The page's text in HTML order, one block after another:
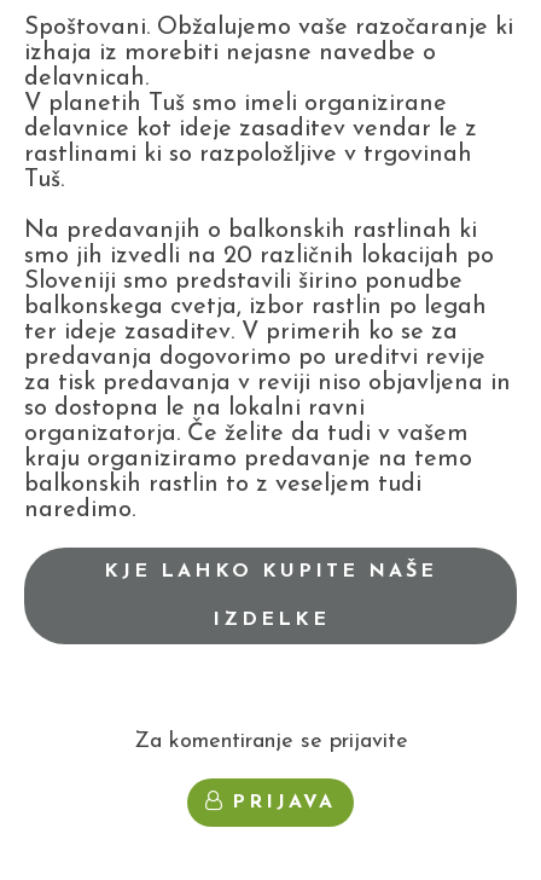
Spoštovani. Obžalujemo vaše razočaranje ki
izhaja iz morebiti nejasne navedbe o
delavnicah.
V planetih Tuš smo imeli organizirane
delavnice kot ideje zasaditev vendar le z
rastlinami ki so razpoložljive v trgovinah
Tuš.
Na predavanjih o balkonskih rastlinah ki
smo jih izvedli na 20 različnih lokacijah po
Sloveniji smo predstavili širino ponudbe
balkonskega cvetja, izbor rastlin po legah
ter ideje zasaditev. V primerih ko se za
predavanja dogovorimo po ureditvi revije
za tisk predavanja v reviji niso objavljena in
so dostopna le na lokalni ravni
organizatorja. Če želite da tudi v vašem
kraju organiziramo predavanje na temo
balkonskih rastlin to z veseljem tudi
naredimo.
KJE LAHKO KUPITE NAŠE
IZDELKE
Za komentiranje se prijavite
PRIJAVA